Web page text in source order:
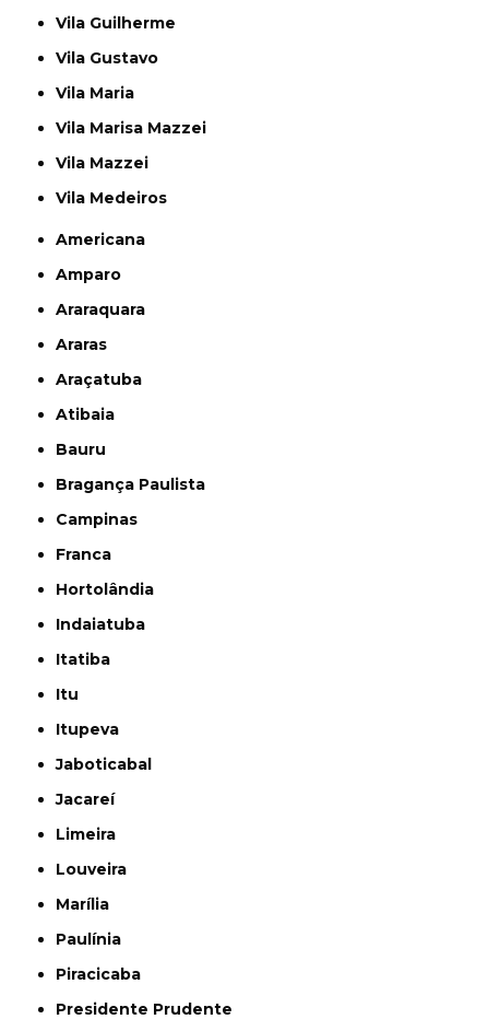
Vila Guilherme
Vila Gustavo
Vila Maria
Vila Marisa Mazzei
Vila Mazzei
Vila Medeiros
Americana
Amparo
Araraquara
Araras
Araçatuba
Atibaia
Bauru
Bragança Paulista
Campinas
Franca
Hortolândia
Indaiatuba
Itatiba
Itu
Itupeva
Jaboticabal
Jacareí
Limeira
Louveira
Marília
Paulínia
Piracicaba
Presidente Prudente